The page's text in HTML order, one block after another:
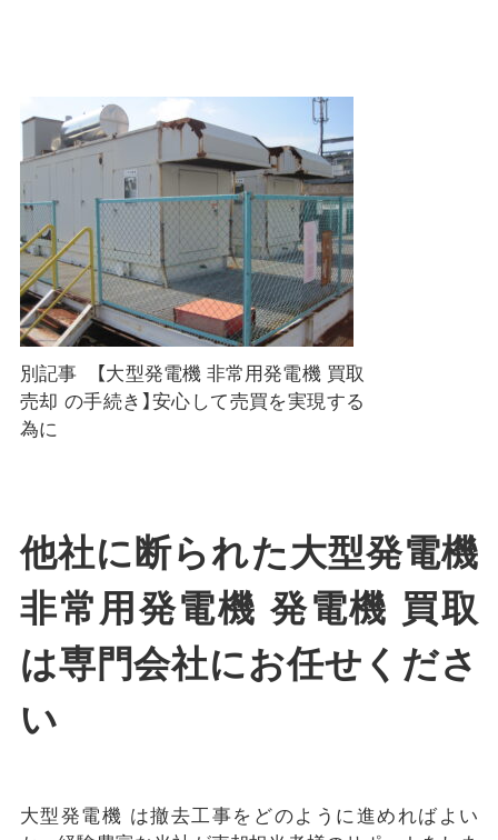
別記事 【大型発電機 非常用発電機 買取
売却 の手続き】安心して売買を実現する
為に
他社に断られた大型発電機
非常用発電機 発電機 買取
は専門会社にお任せくださ
い
大型発電機 は撤去工事をどのように進めればよい